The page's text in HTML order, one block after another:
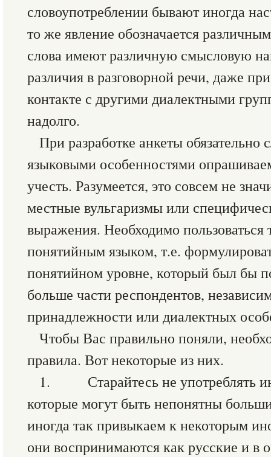
словоупотреблении бывают иногда
то же явление обозначается
слова имеют различную смысловую
различия в разговорной речи, даже
контакте с другими диалектными
надолго.
При разработке анкеты обязательно
языковыми особенностями
учесть. Разумеется, это совсем не
местные вульгаризмы или
выражения. Необходимо
понятийным языком, т.е.
понятийном уровне, который был бы
больше части респондентов,
принадлежности или диалектных
Чтобы Вас правильно поняли,
правила. Вот некоторые из них.
1. Старайтесь не употреблять
которые могут быть непонятны
иногда так привыкаем к некоторым
они воспринимаются как русские и в